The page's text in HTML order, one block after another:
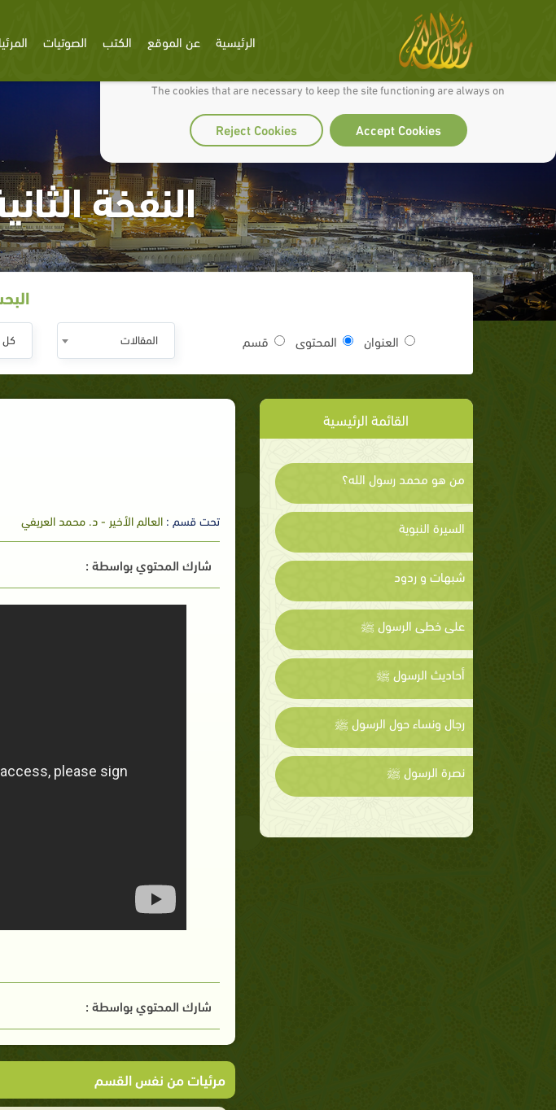
We use cookies to make our site work well for you and so we can continually improve it.
The cookies that are necessary to keep the site functioning are always on
Accept Cookies
Reject Cookies
الرئيسية عن الموقع الكتب الصوتيات
النفخة
العنوان المحتوى قسم المقالات كل
القائمة الرئيسية
من هو محمد رسول الله؟
السيرة النبوية
شبهات و ردود
على خطى الرسول ﷺ
أحاديث الرسول ﷺ
رجال ونساء حول الرسول ﷺ
نصرة الرسول ﷺ
تحت قسم :العالم الأخير - د. محمد العريفي
شارك المحتوي بواسطة :
شارك المحتوي بواسطة :
مرئيات من نفس القسم